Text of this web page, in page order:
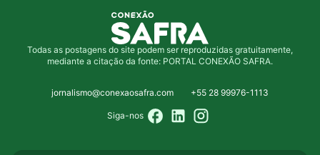
Todas as postagens do site podem ser reproduzidas gratuitamente,
mediante a citação da fonte: PORTAL CONEXÃO SAFRA.
jornalismo@conexaosafra.com +55 28 99976-1113
Siga-nos